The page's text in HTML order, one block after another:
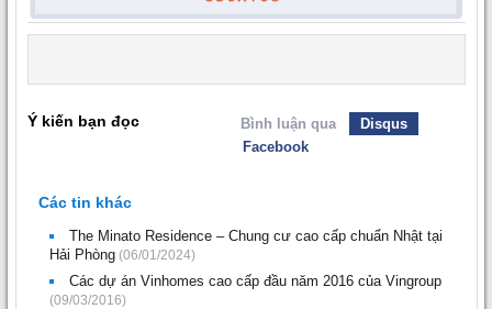
Ý kiến bạn đọc Bình luận qua
Disqus
Facebook
Các tin khác
The Minato Residence – Chung cư cao cấp chuẩn Nhật tại
Hải Phòng (06/01/2024)
Các dự án Vinhomes cao cấp đầu năm 2016 của Vingroup
(09/03/2016)